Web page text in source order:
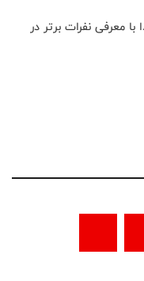
معرفی نفرات برتر در